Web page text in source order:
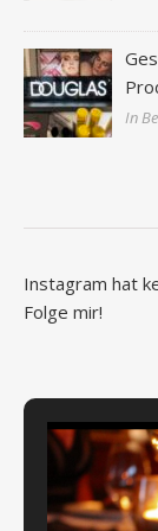
In
Instagram hat
Folge mir!